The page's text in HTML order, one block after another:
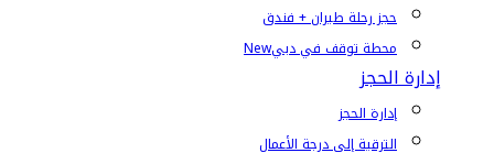
حجز رحلة طيران + فندق
محطة توقف في دبيNew
إدارة الحجز
إدارة الحجز
الترقية إلى درجة الأعمال